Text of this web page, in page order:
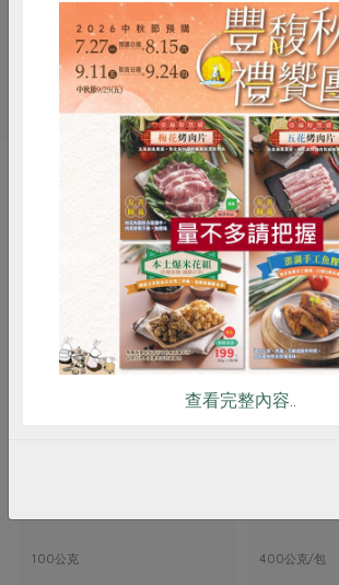
關鍵字
# 鄰鄉良食 # 公平貿易
你可能有興趣的產
100公克
樂亞蜜有
400公克/包
RPET 食譜 減
雞蛋 食安 共同購買
查看完整內容..